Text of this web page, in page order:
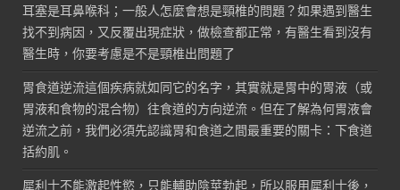
耳塞是耳鼻喉科；一般人怎麼會想是頸椎的問題？如果遇到醫生
找不到病因，又反覆出現症狀，做檢查都正常，有醫生看到沒有
醫生時，你要考慮是不是頸椎出問題了
胃食道逆流這個疾病就如同它的名字，其實就是胃中的胃液（或
胃液和食物的混合物）往食道的方向逆流。但在了解為何胃液會
逆流之前，我們必須先認識胃和食道之間最重要的關卡：下食道
括約肌。
犀利士不能激起性慾，只能輔助陰莖勃起，所以服用犀利士後，